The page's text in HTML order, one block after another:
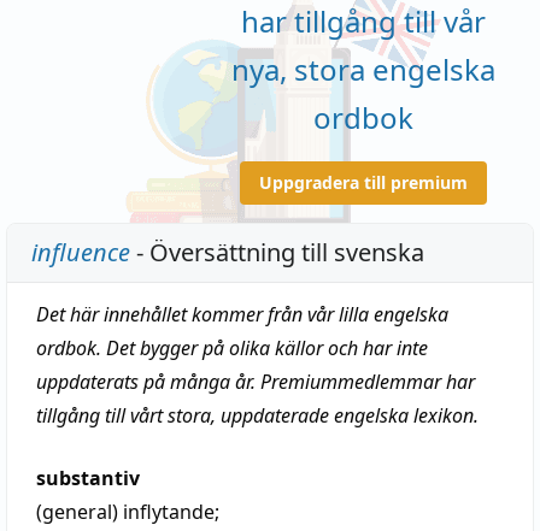
har tillgång till vår
nya, stora engelska
ordbok
Uppgradera till premium
influence- Översättning till svenska
Det här innehållet kommer från vår lilla engelska
ordbok. Det bygger på olika källor och har inte
uppdaterats på många år. Premiummedlemmar har
tillgång till vårt stora, uppdaterade engelska lexikon.
substantiv
(general) inflytande;